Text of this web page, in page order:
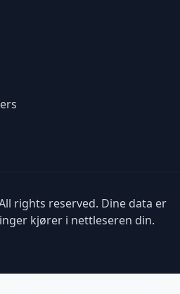
rights reserved. Dine data er
kjører i nettleseren din.